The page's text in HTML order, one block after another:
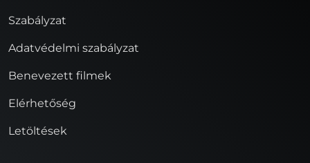
Szabályzat
Adatvédelmi szabályzat
Benevezett filmek
Elérhetőség
Letöltések